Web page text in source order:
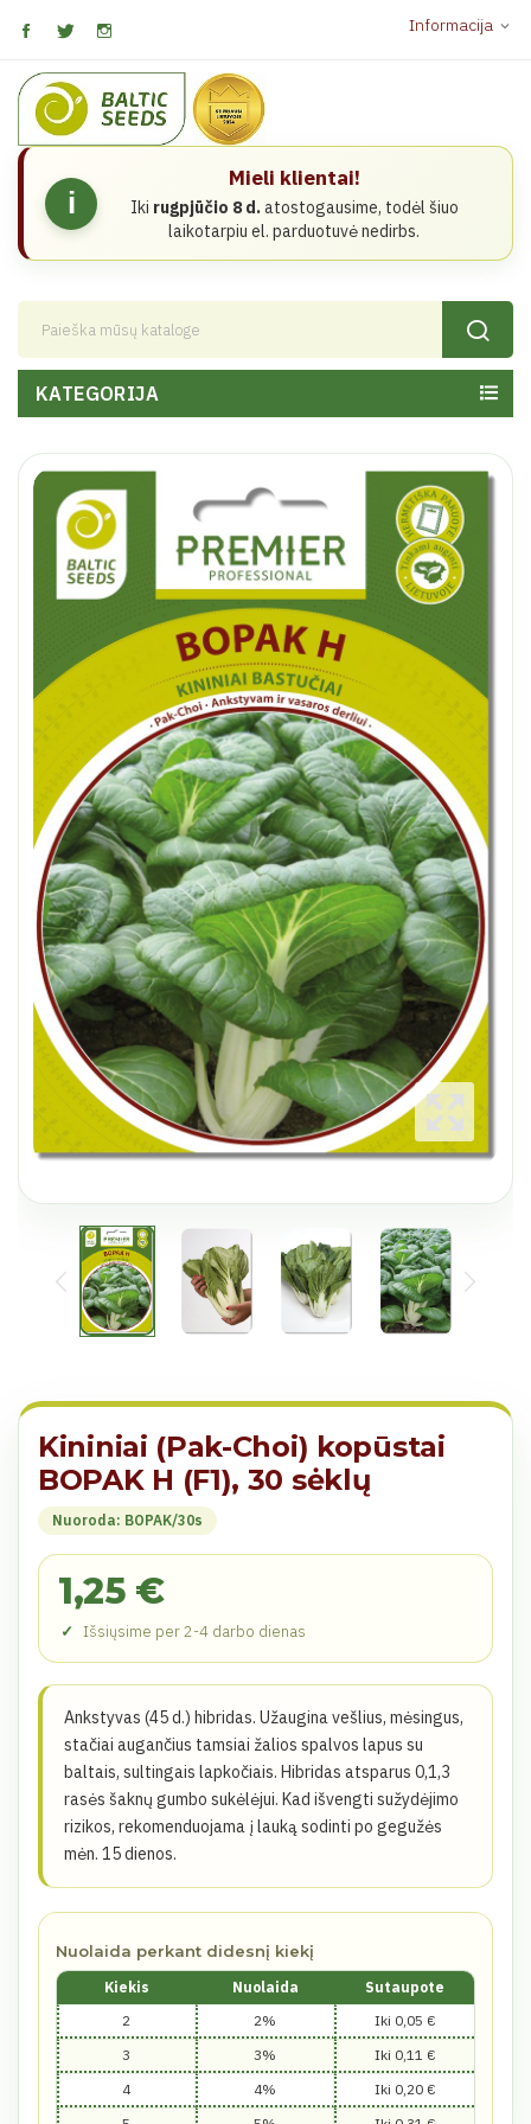
Informacija expand_more
i
Mieli klientai!
Iki rugpjūčio 8 d.atostogausime, todėl šiuo
laikotarpiu el. parduotuvė nedirbs.
KATEGORIJA
Kininiai (Pak-Choi) kopūstai
BOPAK H (F1), 30 sėklų
Nuoroda: BOPAK/30s
1,25 €
Išsiųsime per 2-4 darbo dienas
Ankstyvas (45 d.) hibridas. Užaugina vešlius, mėsingus,
stačiai augančius tamsiai žalios spalvos lapus su
baltais, sultingais lapkočiais. Hibridas atsparus 0,1,3
rasės šaknų gumbo sukėlėjui. Kad išvengti sužydėjimo
rizikos, rekomenduojama į lauką sodinti po gegužės
mėn. 15 dienos.
Nuolaida perkant didesnį kiekį
Kiekis Nuolaida
Sutaupote
2
2%
Iki 0,05 €
3
3%
Iki 0,11 €
4
4%
Iki 0,20 €